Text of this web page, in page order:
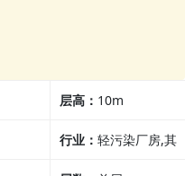
层高： 10m
行业： 轻污染厂房,其